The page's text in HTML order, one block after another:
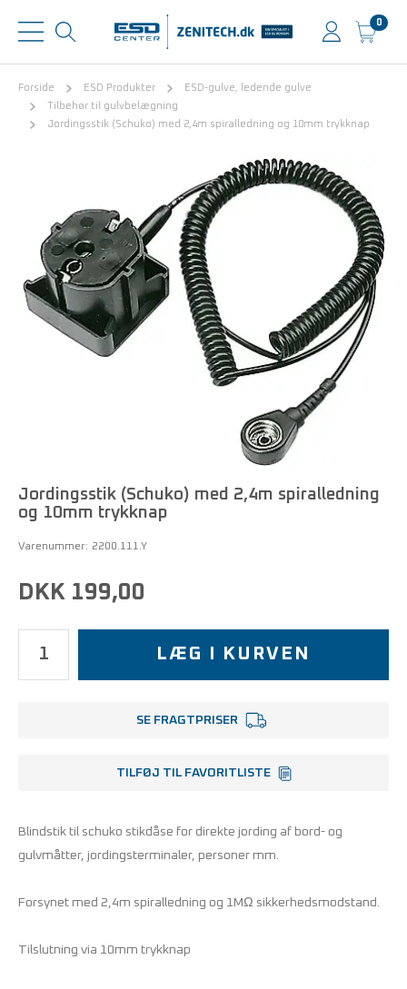
0
Forside ESD Produkter
ESD-gulve, ledende gulve
Tilbehør til gulvbelægning
Jordingsstik (Schuko) med 2,4m spiralledning og 10mm trykknap
Jordingsstik (Schuko) med 2,4m spiralledning
og 10mm trykknap
Varenummer: 2200.111.Y
DKK 199,00
LÆG I KURVEN
SE FRAGTPRISER
TILFØJ TIL FAVORITLISTE
Blindstik til schuko stikdåse for direkte jording af bord- og
gulvmåtter, jordingsterminaler, personer mm.
Forsynet med 2,4m spiralledning og 1MΩ sikkerhedsmodstand.
Tilslutning via 10mm trykknap